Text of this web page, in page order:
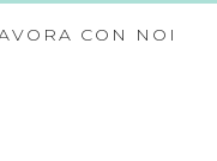
CON NOI